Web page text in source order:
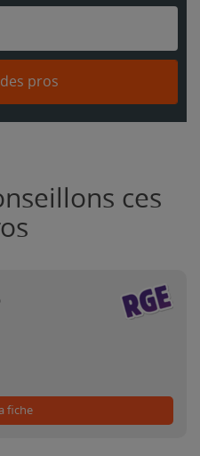
pros
ces
fiche